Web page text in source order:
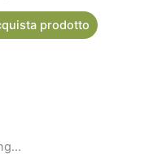
prodotto